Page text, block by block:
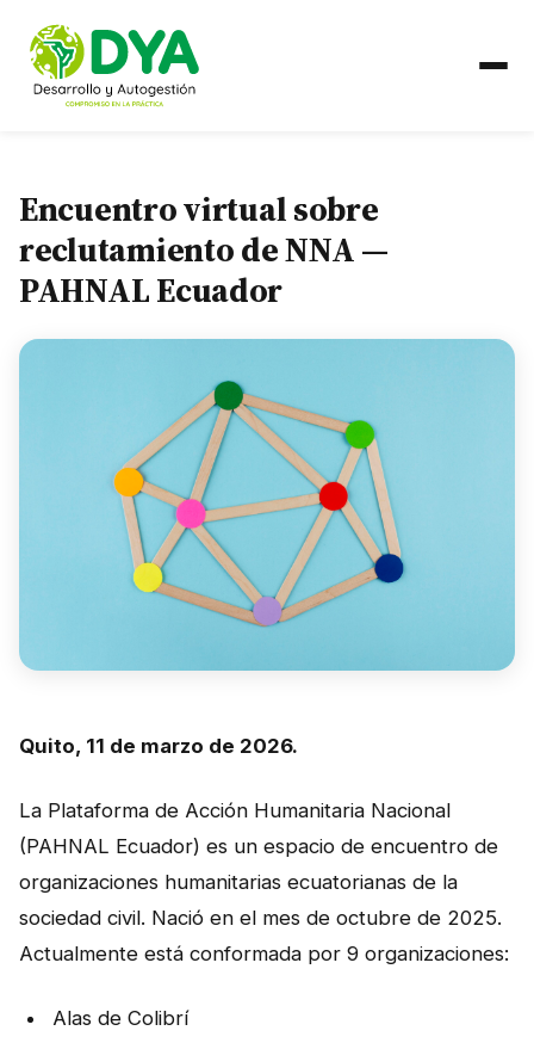
Alianzas Regionales
Líneas de Trabajo
Ecuador
Argentina
En Perú
RECURSOS
Publicaciones
Caja de Herramientas
Encuentro virtual sobre
reclutamiento de NNA —
PAHNAL Ecuador
Quito, 11 de marzo de 2026.
La Plataforma de Acción Humanitaria Nacional
(PAHNAL Ecuador) es un espacio de encuentro de
organizaciones humanitarias ecuatorianas de la
sociedad civil. Nació en el mes de octubre de 2025.
Actualmente está conformada por 9 organizaciones:
Alas de Colibrí